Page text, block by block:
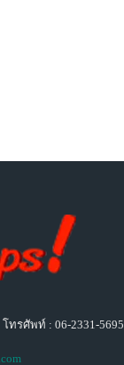
ทรศัพท์ : 06-2331-5695